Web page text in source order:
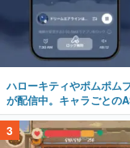
ハローキティやポムポム
が配信中。キャラごとの
3